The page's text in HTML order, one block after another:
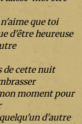
que toi
d'être heureuse
de cette nuit
moment pour
d'autre